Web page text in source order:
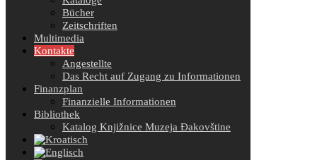
Bücher
Zeitschriften
Multimedia
Kontakte
Angestellte
Das Recht auf Zugang zu Informationen
Finanzplan
Finanzielle Informationen
Bibliothek
Katalog Knjižnice Muzeja Đakovštine